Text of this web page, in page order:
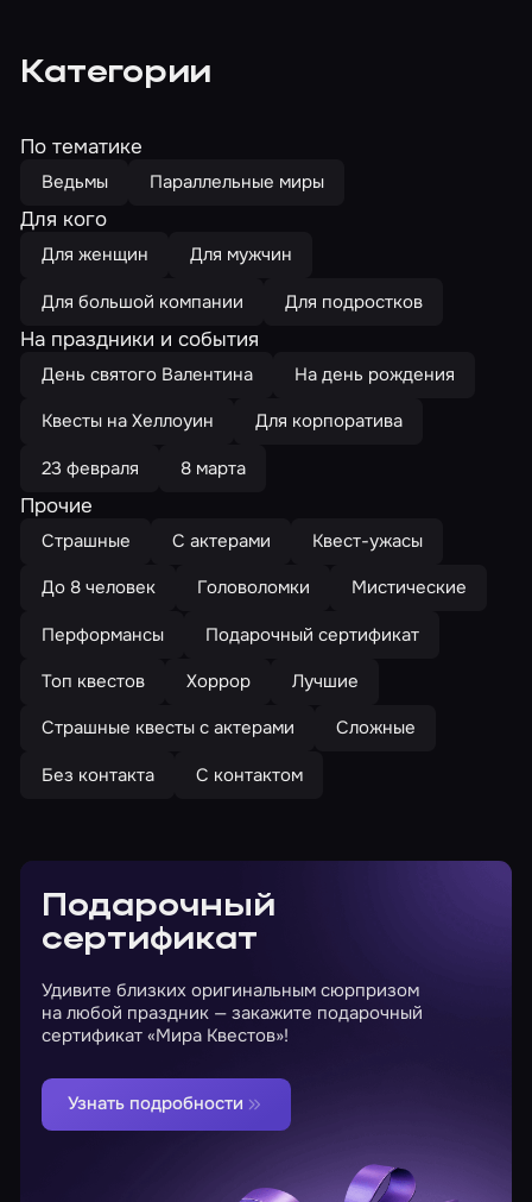
Категории
По тематике
Ведьмы Параллельные миры
Для кого
Для женщин
Для мужчин
Для большой компании
Для подростков
На праздники и события
День святого Валентина
На день рождения
Квесты на Хеллоуин
Для корпоратива
23 февраля
8 марта
Прочие
Страшные С актерами
Квест-ужасы
До 8 человек
Головоломки
Мистические
Перформансы
Подарочный сертификат
Топ квестов
Хоррор
Лучшие
Страшные квесты с актерами
Сложные
Без контакта
С контактом
Подарочный
сертификат
Удивите близких оригинальным сюрпризом
на любой праздник — закажите подарочный
сертификат «Мира Квестов»!
Узнать подробности